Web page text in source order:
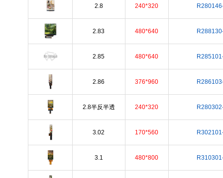
2.8 240*320
2.83 480*640
2.85 480*640
2.86 376*960
2.8半反半透 240*320
3.02 170*560
3.1 480*800